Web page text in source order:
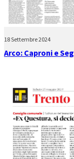
18 Settembre 2024
Arco: Caproni e